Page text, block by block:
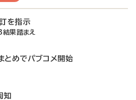
を指示
果踏まえ
とめでパブコメ開始
知